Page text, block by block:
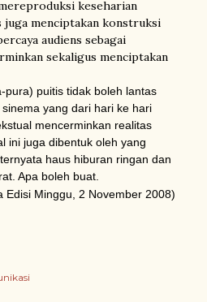
keseharian
juga menciptakan konstruksi
audiens sebagai
sekaligus menciptakan
pura) puitis tidak boleh lantas
yang dari hari ke hari
mencerminkan realitas
ini juga dibentuk oleh yang
haus hiburan ringan dan
Apa boleh buat.
Edisi Minggu, 2 November 2008)